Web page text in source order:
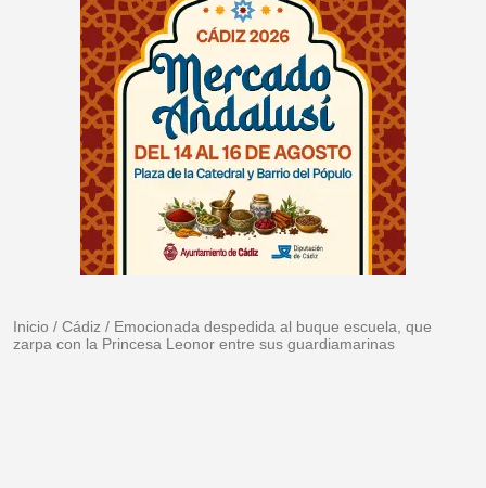
Inicio / Cádiz / Emocionada despedida al buque escuela, que
zarpa con la Princesa Leonor entre sus guardiamarinas